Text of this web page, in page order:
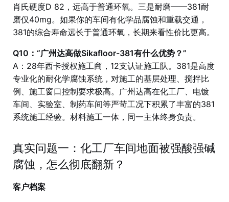
肖氏硬度D 82，远高于普通环氧。三是耐磨——381耐
磨仅40mg。如果你的车间有化学品腐蚀和重载交通，
381的综合寿命远长于普通环氧，长期来看性价比更高。
Q10：“广州达高做Sikafloor-381有什么优势？”
A：28年西卡授权施工商，12支认证施工队。381是高度
专业化的耐化学腐蚀系统，对施工的基层处理、搅拌比
例、施工窗口控制要求极高。广州达高在化工厂、电镀
车间、实验室、制药车间等严苛工况下积累了丰富的381
系统施工经验。材料施工一体，同一主体终身负责。
真实问题一：化工厂车间地面被强酸强碱
腐蚀，怎么彻底翻新？
客户档案